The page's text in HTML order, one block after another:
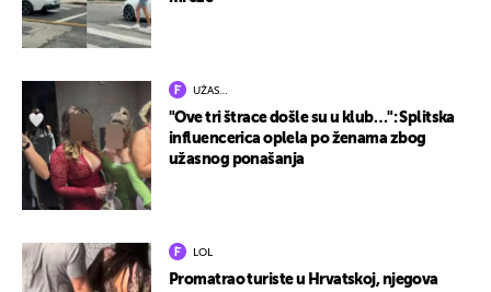
UŽAS…
"Ove tri štrace došle su u klub…": Splitska
influencerica oplela po ženama zbog
užasnog ponašanja
LOL
Promatrao turiste u Hrvatskoj, njegova